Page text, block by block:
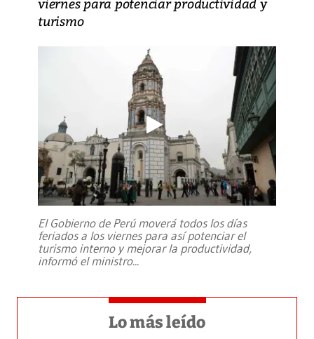
turismo
El Gobierno de Perú moverá todos los días
feriados a los viernes para así potenciar el
turismo interno y mejorar la productividad,
informó el ministro...
Lo más leído